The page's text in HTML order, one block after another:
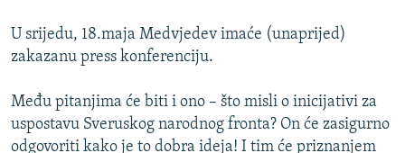
U srijedu, 18.maja Medvjedev imaće (unaprijed)
zakazanu press konferenciju.
Među pitanjima će biti i ono – što misli o inicijativi za
uspostavu Sveruskog narodnog fronta? On će zasigurno
odgovoriti kako je to dobra ideja! I tim će priznanjem